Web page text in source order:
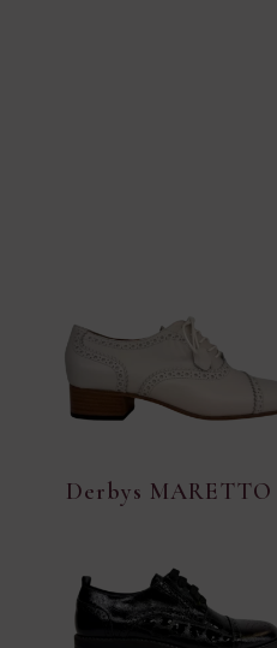
Derbys MARETTO